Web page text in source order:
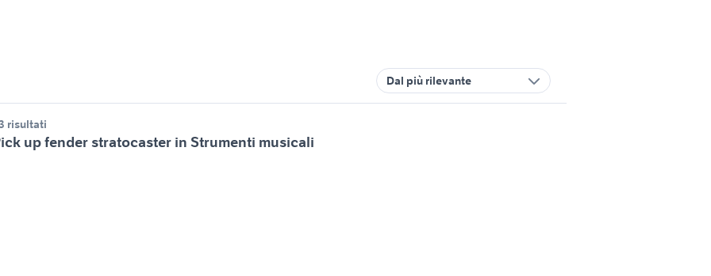
Dal più rilevante
risultati
up fender stratocaster in Strumenti musicali